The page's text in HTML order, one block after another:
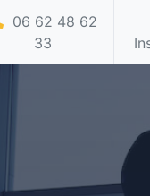
06 62 48 62
33